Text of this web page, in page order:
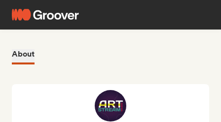
About